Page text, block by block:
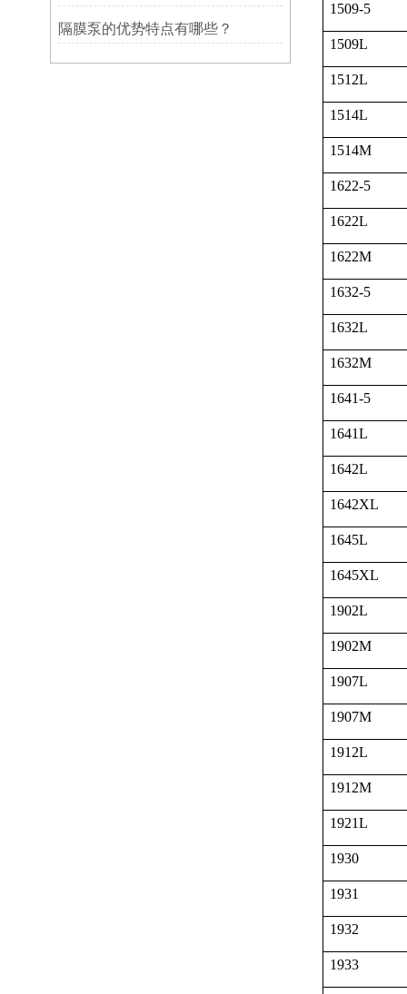
隔膜泵的优势特点有哪些？
1509-5
1509L
1512L
1514L
1514M
1622-5
1622L
1622M
1632-5
1632L
1632M
1641-5
1641L
1642L
1642XL
1645L
1645XL
1902L
1902M
1907L
1907M
1912L
1912M
1921L
1930
1931
1932
1933